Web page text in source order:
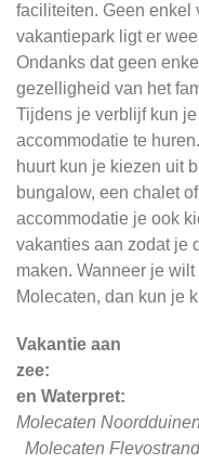
faciliteiten. Geen enkel
vakantiepark ligt er
Ondanks dat geen
gezelligheid van het
Tijdens je verblijf kun
accommodatie te
huurt kun je kiezen uit
bungalow, een chalet
accommodatie je ook
vakanties aan zodat je
maken. Wanneer je
Molecaten, dan kun je
Vakantie aan
zee:
en Waterpret:
Molecaten Flevostrand